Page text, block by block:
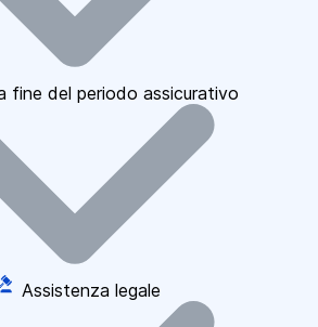
fine del periodo assicurativo
Assistenza legale